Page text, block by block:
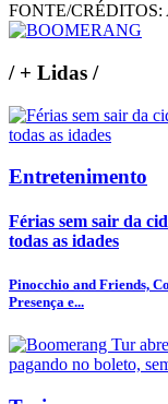
FONTE/CRÉDITOS:
/+ Lidas /
Entretenimento
Férias sem sair da
todas as idades
Pinocchio and Friends,
Presença e...